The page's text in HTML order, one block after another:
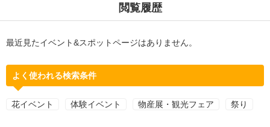
閲覧履歴
最近見たイベント&スポットページはありません。
よく使われる検索条件
花イベント 体験イベント 物産展・観光フェア 祭り